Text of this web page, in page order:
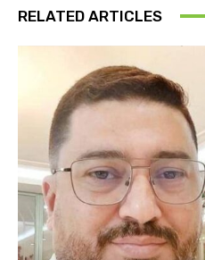
RELATED ARTICLES